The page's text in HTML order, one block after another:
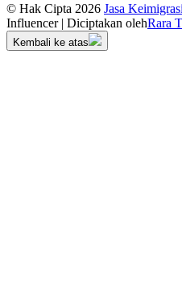
© Hak Cipta 2026 Jasa
Influencer | Diciptakan olehRara
Kembali ke atas